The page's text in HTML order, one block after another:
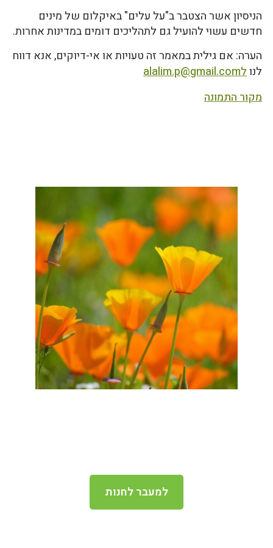
הניסיון אשר הצטבר ב"על עלים" באיקלום של מינים
חדשים עשוי להועיל גם לתהליכים דומים במדינות אחרות.
הערה: אם גילית במאמר זה טעויות או אי-דיוקים, אנא דווח
לנולalalim.p@gmail.com
מקור התמונה
למעבר לחנות